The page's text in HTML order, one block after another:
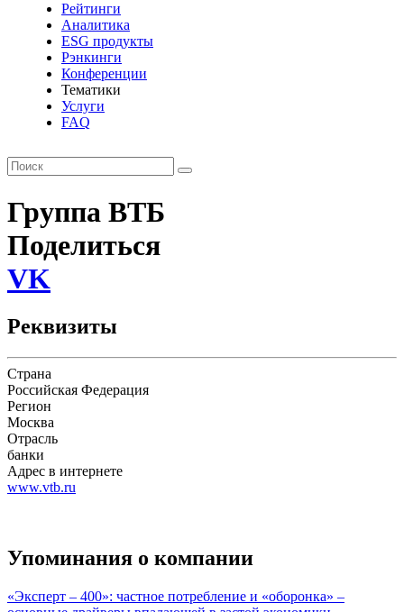
Рейтинги
Аналитика
ESG продукты
Рэнкинги
Конференции
Тематики
Услуги
FAQ
Группа ВТБ
Поделиться
VK
Реквизиты
Страна
Российская Федерация
Регион
Москва
Отрасль
банки
Адрес в интернете
www.vtb.ru
Упоминания о компании
«Эксперт – 400»: частное потребление и «оборонка» –